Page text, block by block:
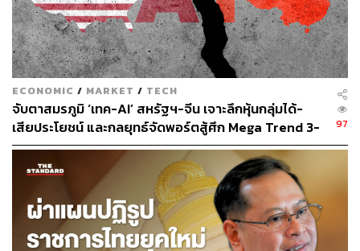
ขณะเดียวกัน เควาน พาเร็กห์ ประธานเจ้าหน้าที่ฝ่ายการเงิน
ของ Apple กล่าวต่อไป ว่า ประสิทธิภาพของ iPhone 16 ที่มา
พร้อมกับระบบ AI และฟีเจอร์ Apple Intelligence แข็งแกร่ง
มาก และสามารถดึงดูดความสนใจจากกลุ่มเป้าหมายได้เป็น
อย่างดี
อย่างไรก็ตาม ผลประกอบการที่แข็งแกร่งนี้เกิดขึ้นท่ามกลาง
ความกังวลเกี่ยวกับนโยบายการค้าของ โดนัลด์ ทรัมป์
ประธานาธิบดีสหรัฐฯ ในสัปดาห์นี้ทรัมป์ประกาศว่าจะเรียก
เก็บภาษีนำเข้าจากผู้ผลิตเซมิคอนดักเตอร์จากไต้หวัน ซึ่ง
เป็นกลุ่มอุตสาหกรรมที่มีบทบาทสำคัญต่อห่วงโซ่อุปทานของ
Apple
ECONOMIC / MARKET / TECH
จับตาสมรภูมิ ‘เทค-AI’ สหรัฐฯ-จีน เจาะลึกหุ้นกลุ่มได้-
เสียประโยชน์ และกลยุทธ์จัดพอร์ตสู้ศึก Mega Trend 3-
5 ปีข้างหน้า
97